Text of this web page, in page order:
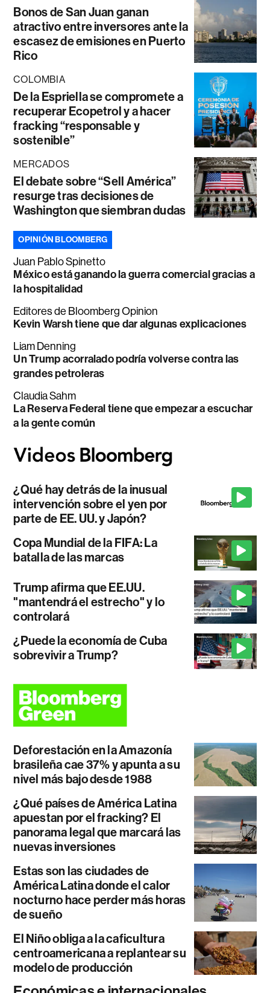
Bonos de San Juan ganan
atractivo entre inversores ante la
escasez de emisiones en Puerto
Rico
COLOMBIA
De la Espriella se compromete a
recuperar Ecopetrol y a hacer
fracking “responsable y
sostenible”
MERCADOS
El debate sobre “Sell América”
resurge tras decisiones de
Washington que siembran dudas
OPINIÓN BLOOMBERG
Juan Pablo Spinetto
México está ganando la guerra comercial gracias a
la hospitalidad
Editores de Bloomberg Opinion
Kevin Warsh tiene que dar algunas explicaciones
Liam Denning
Un Trump acorralado podría volverse contra las
grandes petroleras
Claudia Sahm
La Reserva Federal tiene que empezar a escuchar
a la gente común
¿Qué hay detrás de la inusual
intervención sobre el yen por
parte de EE. UU. y Japón?
Copa Mundial de la FIFA: La
batalla de las marcas
Trump afirma que EE.UU.
"mantendrá el estrecho" y lo
controlará
¿Puede la economía de Cuba
sobrevivir a Trump?
Deforestación en la Amazonía
brasileña cae 37% y apunta a su
nivel más bajo desde 1988
¿Qué países de América Latina
apuestan por el fracking? El
panorama legal que marcará las
nuevas inversiones
Estas son las ciudades de
América Latina donde el calor
nocturno hace perder más horas
de sueño
El Niño obliga a la caficultura
centroamericana a replantear su
modelo de producción